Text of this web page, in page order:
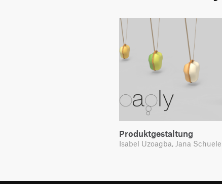
Produktgestaltung
Isabel Uzoagba, Jana Schuele